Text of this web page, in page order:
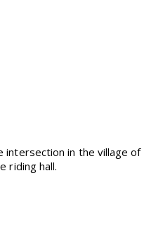
intersection in the village of
riding hall.